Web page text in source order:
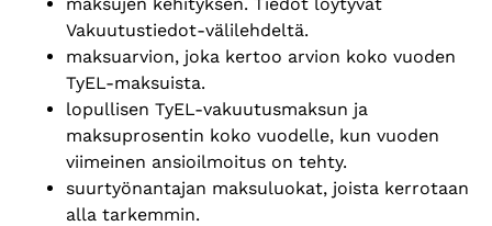
Vakuutustiedot-välilehdeltä.
maksuarvion, joka kertoo arvion koko vuoden
TyEL-maksuista.
lopullisen TyEL-vakuutusmaksun ja
maksuprosentin koko vuodelle, kun vuoden
viimeinen ansioilmoitus on tehty.
suurtyönantajan maksuluokat, joista kerrotaan
alla tarkemmin.